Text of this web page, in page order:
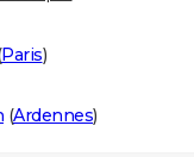
Paris)
(Ardennes)